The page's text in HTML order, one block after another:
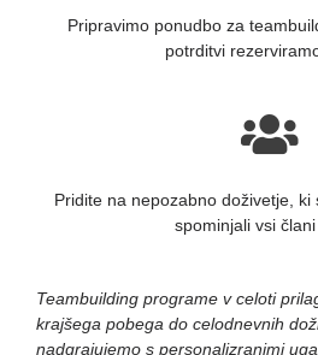
Pripravimo ponudbo za
potrditvi
Pridite na nepozabno doživetje, ki
spominjali vsi
Teambuilding programe v celoti
krajšega pobega do celodnevnih
nadgrajujemo s personalizranimi